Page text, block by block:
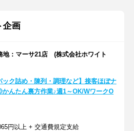
企画
：マーサ21店 (株式会社ホワイト
ック詰め・陳列・調理など】接客ほぼナ
んたん裏方作業♪週1～OK/WワークO
円以上 + 交通費規定支給